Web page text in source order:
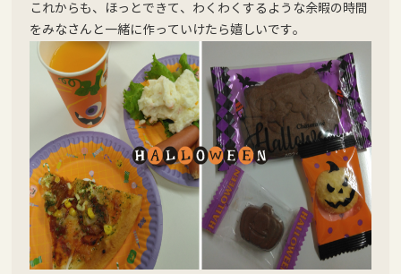
これからも、ほっとできて、わくわくするような余暇の時間
をみなさんと一緒に作っていけたら嬉しいです。